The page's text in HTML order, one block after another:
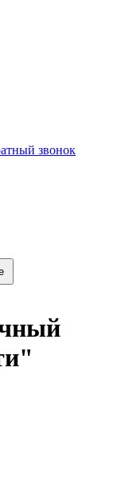
звонок